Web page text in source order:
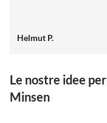
Helmut P.
Le nostre idee
Minsen